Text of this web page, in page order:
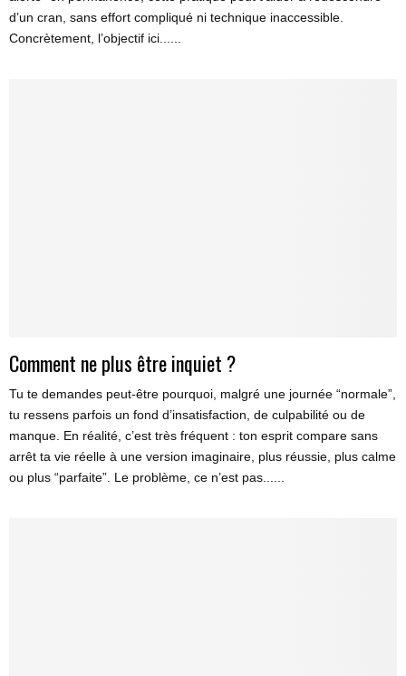
d’un cran, sans effort compliqué ni technique inaccessible.
Concrètement, l’objectif ici......
Comment ne plus être inquiet ?
Tu te demandes peut-être pourquoi, malgré une journée “normale”,
tu ressens parfois un fond d’insatisfaction, de culpabilité ou de
manque. En réalité, c’est très fréquent : ton esprit compare sans
arrêt ta vie réelle à une version imaginaire, plus réussie, plus calme
ou plus “parfaite”. Le problème, ce n’est pas......